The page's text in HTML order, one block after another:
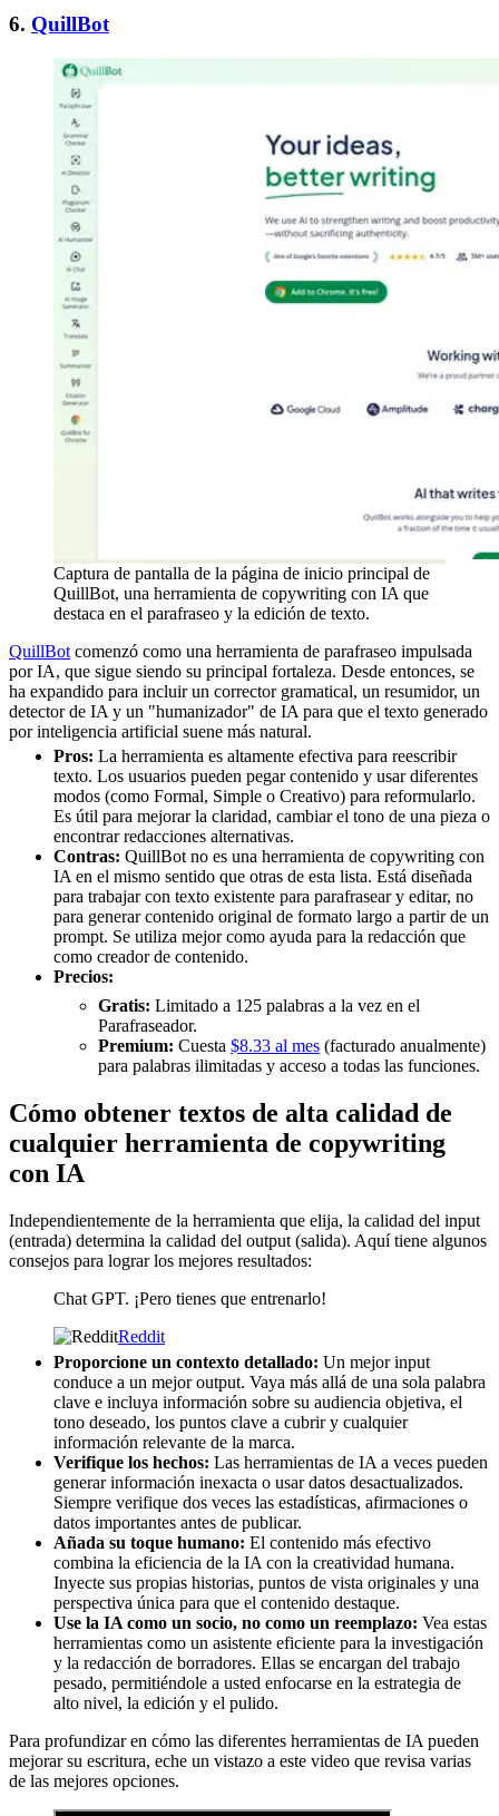
6. QuillBot
Captura de pantalla de la página de inicio principal de
QuillBot, una herramienta de copywriting con IA que
destaca en el parafraseo y la edición de texto.
QuillBot comenzó como una herramienta de parafraseo impulsada
por IA, que sigue siendo su principal fortaleza. Desde entonces, se
ha expandido para incluir un corrector gramatical, un resumidor, un
detector de IA y un "humanizador" de IA para que el texto generado
por inteligencia artificial suene más natural.
Pros: La herramienta es altamente efectiva para reescribir
texto. Los usuarios pueden pegar contenido y usar diferentes
modos (como Formal, Simple o Creativo) para reformularlo.
Es útil para mejorar la claridad, cambiar el tono de una pieza o
encontrar redacciones alternativas.
Contras: QuillBot no es una herramienta de copywriting con
IA en el mismo sentido que otras de esta lista. Está diseñada
para trabajar con texto existente para parafrasear y editar, no
para generar contenido original de formato largo a partir de un
prompt. Se utiliza mejor como ayuda para la redacción que
como creador de contenido.
Precios:
Gratis: Limitado a 125 palabras a la vez en el
Parafraseador.
Premium: Cuesta $8.33 al mes (facturado anualmente)
para palabras ilimitadas y acceso a todas las funciones.
Cómo obtener textos de alta calidad de
cualquier herramienta de copywriting
con IA
Independientemente de la herramienta que elija, la calidad del input
(entrada) determina la calidad del output (salida). Aquí tiene algunos
consejos para lograr los mejores resultados:
Chat GPT. ¡Pero tienes que entrenarlo!
Reddit
Proporcione un contexto detallado: Un mejor input
conduce a un mejor output. Vaya más allá de una sola palabra
clave e incluya información sobre su audiencia objetiva, el
tono deseado, los puntos clave a cubrir y cualquier
información relevante de la marca.
Verifique los hechos: Las herramientas de IA a veces pueden
generar información inexacta o usar datos desactualizados.
Siempre verifique dos veces las estadísticas, afirmaciones o
datos importantes antes de publicar.
Añada su toque humano: El contenido más efectivo
combina la eficiencia de la IA con la creatividad humana.
Inyecte sus propias historias, puntos de vista originales y una
perspectiva única para que el contenido destaque.
Use la IA como un socio, no como un reemplazo: Vea estas
herramientas como un asistente eficiente para la investigación
y la redacción de borradores. Ellas se encargan del trabajo
pesado, permitiéndole a usted enfocarse en la estrategia de
alto nivel, la edición y el pulido.
Para profundizar en cómo las diferentes herramientas de IA pueden
mejorar su escritura, eche un vistazo a este video que revisa varias
de las mejores opciones.